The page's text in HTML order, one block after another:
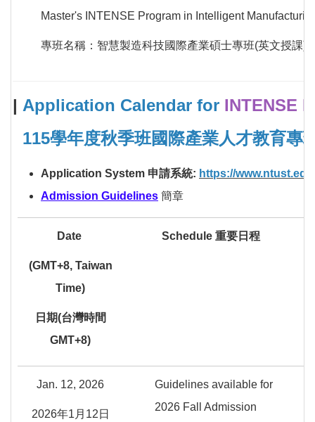
Master's INTENSE Program in Intelligent
專班名稱：智慧製造科技國際產業碩士專班(英文授課)
| Application Calendar for INTENSE
115學年度秋季班國際產業人才教育專
Application System 申請系統: https://
Admission Guidelines 簡章
Date
(GMT+8, Taiwan
Time)
日期(台灣時間
GMT+8)
Schedule 重要日程
Jan. 12, 2026
2026年1月12日
Guidelines available for
2026 Fall Admission